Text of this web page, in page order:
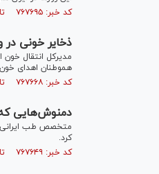
کد خبر: ۷۶۷۶۹۵ تاریخ انتشار : ۱۴۰۰/۰۷/۲۸
ذخایر خونی
مدیرکل انتقال
هموطنان اهدای خون
کد خبر: ۷۶۷۶۶۸ تاریخ انتشار : ۱۴۰۰/۰۷/۲۸
دمنوش‌هایی که
متخصص طب ایرانی
کرد.
کد خبر: ۷۶۷۶۴۹ تاریخ انتشار : ۱۴۰۰/۰۷/۲۹